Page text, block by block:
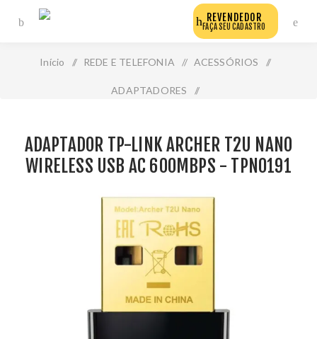
REVENDEDOR
FAÇA SEU CADASTRO
Início / REDE E TELEFONIA / ACESSÓRIOS /
ADAPTADORES /
600mbps - Tpn0191
ADAPTADOR TP-LINK ARCHER T2U NANO
WIRELESS USB AC 600MBPS - TPN0191